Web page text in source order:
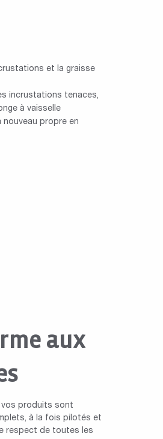
et la graisse
incrustations tenaces,
à vaisselle
propre en
aux
vos produits sont
à la fois pilotés et
respect de toutes les